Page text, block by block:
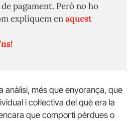
pagament. Però no ho
expliquem enaquest
anàlisi, més que enyorança, que
i col·lectiva del què era la
que comporti pèrdues o